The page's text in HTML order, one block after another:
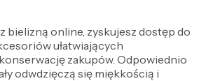
bielizną online, zyskujesz dostęp do
ułatwiających
zakupów. Odpowiednio
odwdzięczą się miękkością i